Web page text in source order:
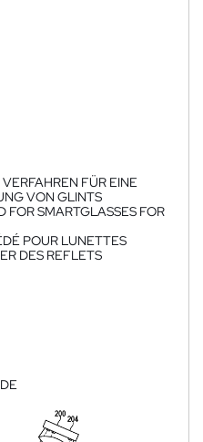
FÜR EINE
VON GLINTS
FOR SMARTGLASSES FOR
POUR LUNETTES
DES REFLETS
DE